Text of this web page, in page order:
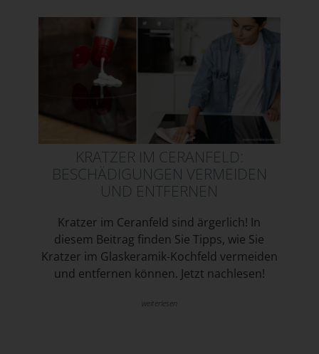
KRATZER IM CERANFELD:
BESCHÄDIGUNGEN VERMEIDEN
UND ENTFERNEN
Kratzer im Ceranfeld sind ärgerlich! In
diesem Beitrag finden Sie Tipps, wie Sie
Kratzer im Glaskeramik-Kochfeld vermeiden
und entfernen können. Jetzt nachlesen!
weiterlesen